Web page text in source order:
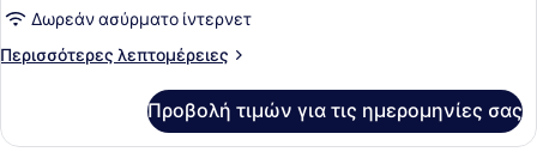
Δωρεάν ασύρματο ίντερνετ
Περισσότερες λεπτομέρειες
Περισσότερες
(Chiquita)
Προβολή τιμών για τις ημερομηνίες σας